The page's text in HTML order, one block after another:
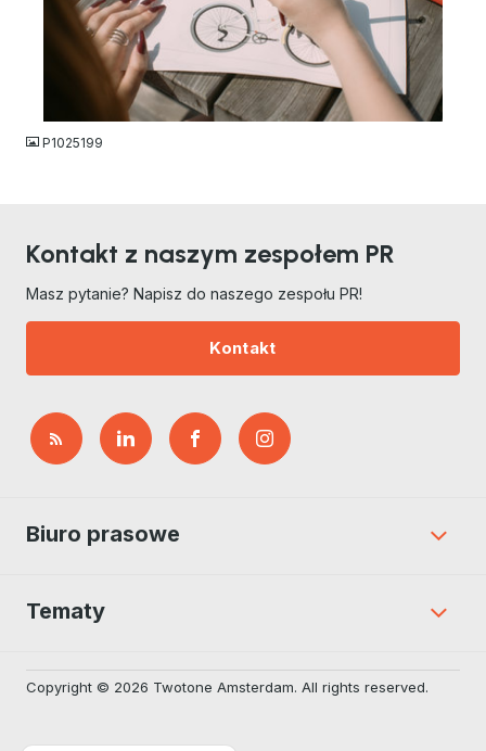
P1025199
Kontakt z naszym zespołem PR
Masz pytanie? Napisz do naszego zespołu PR!
Kontakt
Biuro prasowe
Tematy
Copyright © 2026 Twotone Amsterdam. All rights reserved.